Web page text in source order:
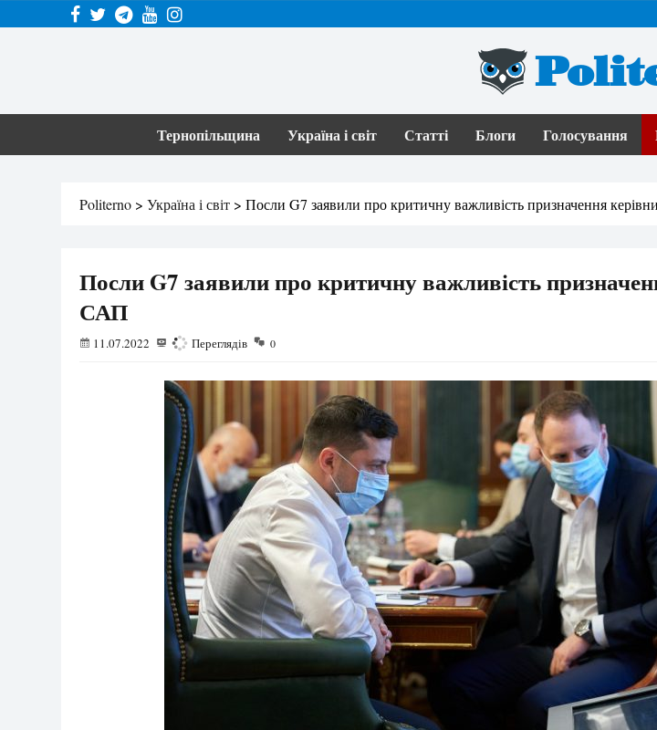
Тернопільщина Україна і світ Статті Блоги Голосування
Politerno > Україна і світ > Посли G7 заявили про критичну важливість призначення
Посли G7 заявили про критичну важливість
САП
11.07.2022 994 Переглядів 0